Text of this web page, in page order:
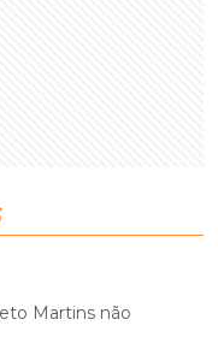
Martins não